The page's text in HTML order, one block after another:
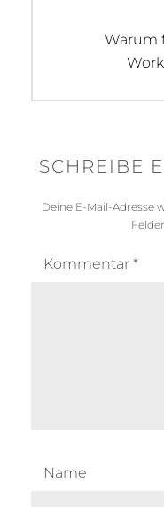
Next
post:
Warum
SCHREIBE
Deine E-Mail-Adresse
Kommentar *
Name